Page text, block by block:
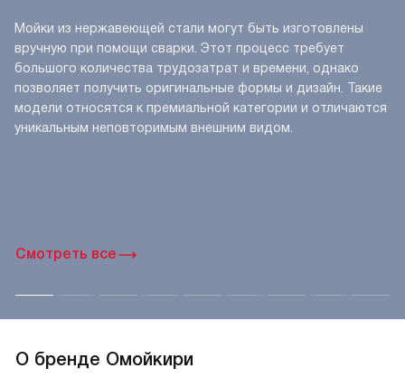
Смотреть все
Мойки из нержавеющей стали могут быть изготовлены
вручную при помощи сварки. Этот процесс требует
большого количества трудозатрат и времени, однако
позволяет получить оригинальные формы и дизайн. Такие
модели относятся к премиальной категории и отличаются
уникальным неповторимым внешним видом.
О бренде Омойкири